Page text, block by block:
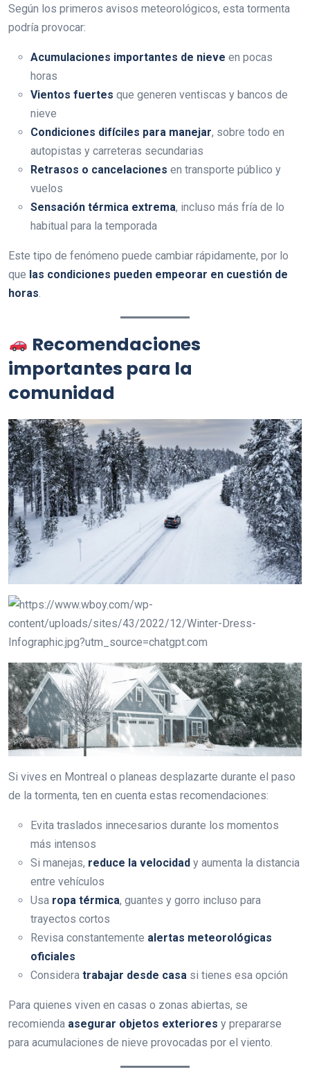
Según los primeros avisos meteorológicos, esta tormenta
podría provocar:
Acumulaciones importantes de nieve en pocas
horas
Vientos fuertes que generen ventiscas y bancos de
nieve
Condiciones difíciles para manejar, sobre todo en
autopistas y carreteras secundarias
Retrasos o cancelaciones en transporte público y
vuelos
Sensación térmica extrema, incluso más fría de lo
habitual para la temporada
Este tipo de fenómeno puede cambiar rápidamente, por lo
que las condiciones pueden empeorar en cuestión de
horas
Recomendaciones
importantes para la
comunidad
Si vives en Montreal o planeas desplazarte durante el paso
de la tormenta, ten en cuenta estas recomendaciones:
Evita traslados innecesarios durante los momentos
más intensos
Si manejas, reduce la velocidad y aumenta la distancia
entre vehículos
Usa ropa térmica, guantes y gorro incluso para
trayectos cortos
Revisa constantemente alertas meteorológicas
oficiales
Considera trabajar desde casa si tienes esa opción
Para quienes viven en casas o zonas abiertas, se
recomienda asegurar objetos exteriores y prepararse
para acumulaciones de nieve provocadas por el viento.